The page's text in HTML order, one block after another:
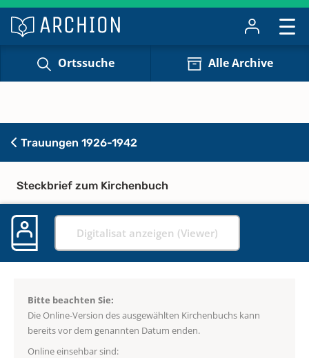
Ortssuche Alle Archive
Trauungen 1926-1942
Steckbrief zum Kirchenbuch
Digitalisat anzeigen (Viewer)
Bitte beachten Sie:
Die Online-Version des ausgewählten Kirchenbuchs kann
bereits vor dem genannten Datum enden.
Online einsehbar sind: